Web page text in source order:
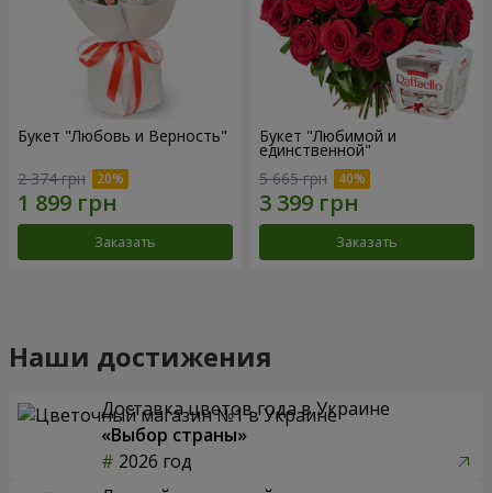
Букет "Любовь и Верность"
2 374 грн
Заказать
Букет "Любимой и
единственной"
5 665 грн
Заказать
Наши достижения
Доставка цветов года в Украине
«Выбор страны»
2026 год